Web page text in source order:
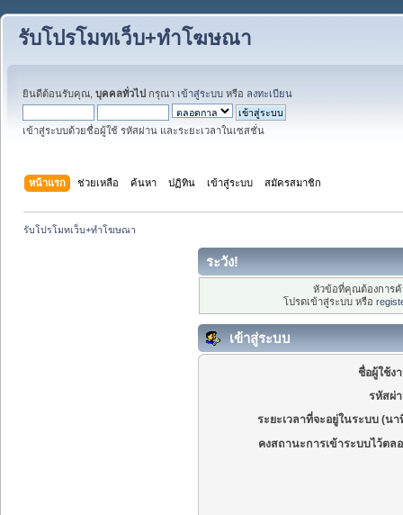
รับโปรโมทเว็บ+ทำโฆษณา
ยินดีต้อนรับคุณ, บุคคลทั่วไป กรุณา เข้าสู่ระบบ หรือ ลงทะเบียน
เข้าสู่ระบบด้วยชื่อผู้ใช้ รหัสผ่าน และระยะเวลาในเซสชั่น
หน้าแรก ช่วยเหลือ ค้นหา ปฏิทิน เข้าสู่ระบบ สมัครสมาชิก
รับโปรโมทเว็บ+ทำโฆษณา
ระวัง!
หัวข้อที่คุณต้องการ
โปรดเข้าสู่ระบบ หรือ
เข้าสู่ระบบ
ชื่อผู้ใช้ง
รหัสผ่
ระยะเวลาที่จะอยู่ในระบบ (นา
คงสถานะการเข้าระบบไว้ตล